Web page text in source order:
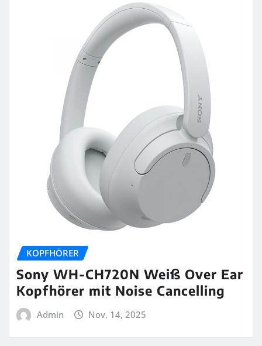
KOPFHÖRER
Sony WH-CH720N Weiß Over Ear
Kopfhörer mit Noise Cancelling
Admin Nov. 14, 2025